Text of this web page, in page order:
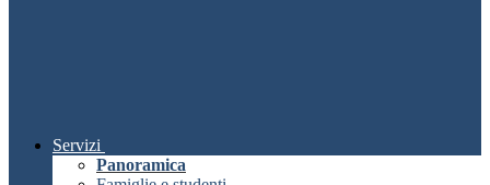
Servizi
Panoramica